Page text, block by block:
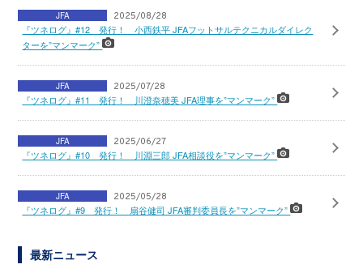
JFA 2025/08/28
『ツネログ』#12 発行！ 小西鉄平 JFAフットサルテクニカルダイレク
ターを”マンマーク”
JFA 2025/07/28
『ツネログ』#11 発行！ 川澄奈穂美 JFA理事を”マンマーク”
JFA 2025/06/27
『ツネログ』#10 発行！ 川淵三郎 JFA相談役を”マンマーク”
JFA 2025/05/28
『ツネログ』#9 発行！ 扇谷健司 JFA審判委員長を”マンマーク”
最新ニュース